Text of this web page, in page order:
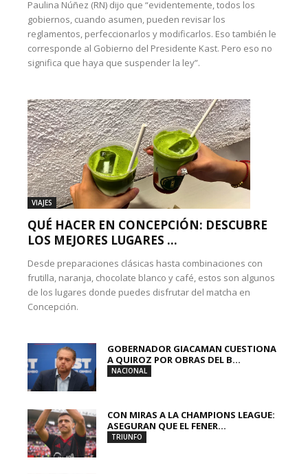
Paulina Núñez (RN) dijo que “evidentemente, todos los
gobiernos, cuando asumen, pueden revisar los
reglamentos, perfeccionarlos y modificarlos. Eso también le
corresponde al Gobierno del Presidente Kast. Pero eso no
significa que haya que suspender la ley”.
VIAJES
QUÉ HACER EN CONCEPCIÓN: DESCUBRE
LOS MEJORES LUGARES ...
Desde preparaciones clásicas hasta combinaciones con
frutilla, naranja, chocolate blanco y café, estos son algunos
de los lugares donde puedes disfrutar del matcha en
Concepción.
GOBERNADOR GIACAMAN CUESTIONA
A QUIROZ POR OBRAS DEL B...
NACIONAL
CON MIRAS A LA CHAMPIONS LEAGUE:
ASEGURAN QUE EL FENER...
TRIUNFO